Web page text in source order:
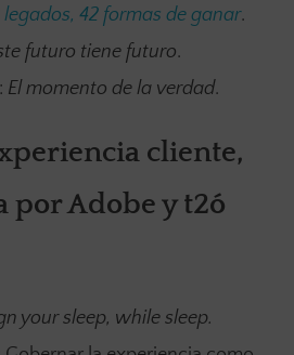
legados, 42 formas de ganar.
futuro tiene futuro.
: El momento de la verdad.
cliente,
por Adobe y t2ó
your sleep, while sleep.